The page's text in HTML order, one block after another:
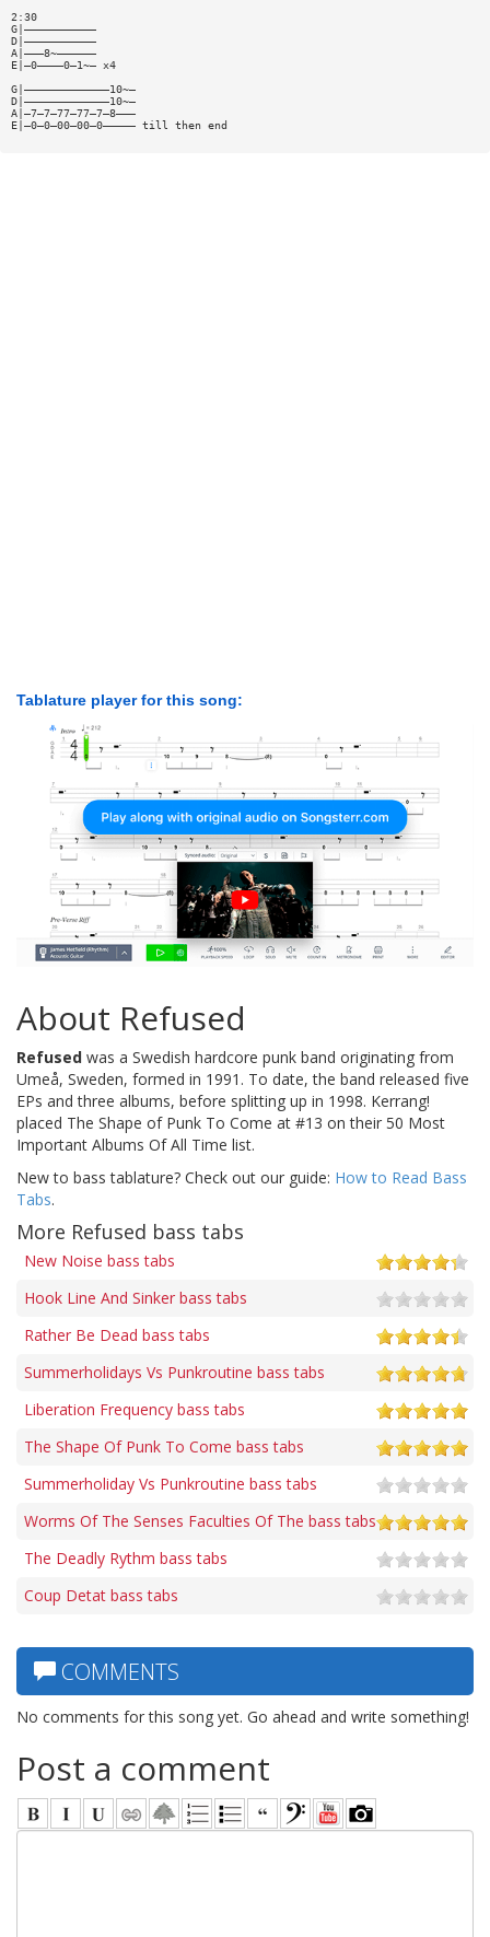
2:30
G|———————————
D|———————————
A|———8~——————
E|—0————0—1~— x4
G|—————————————10~—
D|—————————————10~—
A|—7—7—77—77—7—8———
E|—0—0—00—00—0————— till then end
Tablature player for this song:
About Refused
Refused was a Swedish hardcore punk band originating from
Umeå, Sweden, formed in 1991. To date, the band released five
EPs and three albums, before splitting up in 1998. Kerrang!
placed The Shape of Punk To Come at #13 on their 50 Most
Important Albums Of All Time list.
New to bass tablature? Check out our guide: How to Read Bass
Tabs.
More Refused bass tabs
New Noise bass tabs
Hook Line And Sinker bass tabs
Rather Be Dead bass tabs
Summerholidays Vs Punkroutine bass tabs
Liberation Frequency bass tabs
The Shape Of Punk To Come bass tabs
Summerholiday Vs Punkroutine bass tabs
Worms Of The Senses Faculties Of The bass tabs
The Deadly Rythm bass tabs
Coup Detat bass tabs
COMMENTS
No comments for this song yet. Go ahead and write something!
Post a comment